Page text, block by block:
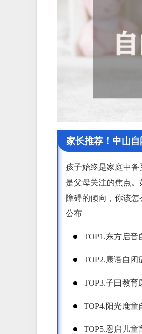
家长推荐！中山
孩子始终是家庭中
是父母关注的焦点
障碍的倾向，你该
公布
TOP1.东方启音
TOP2.康语自闭
TOP3.子曰教育
TOP4.阳光鹿
TOP5.恩启儿童